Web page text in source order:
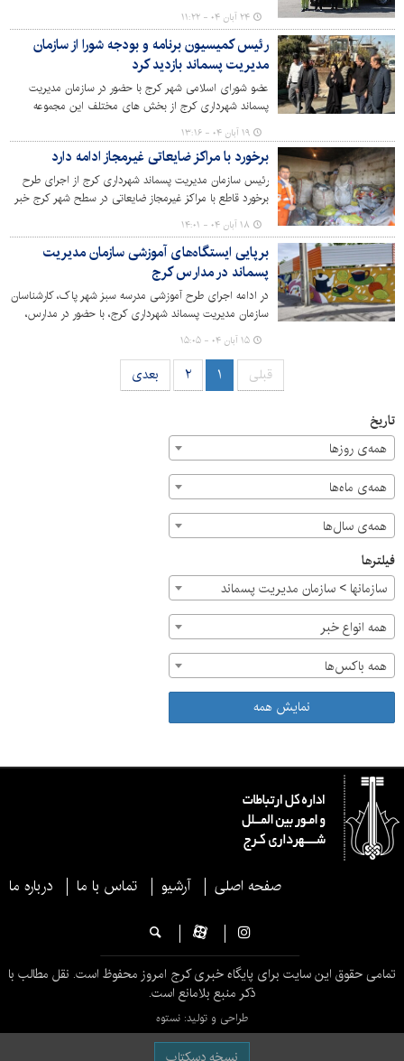
۲۴ آبان ۰۴ - ۱۱:۲۲
رئیس کمیسیون برنامه و بودجه شورا از سازمان
مدیریت پسماند بازدید کرد
عضو شورای اسلامی شهر کرج با حضور در سازمان مدیریت
پسماند شهرداری کرج از بخش های مختلف این مجموعه
بازدید کرد.
۱۹ آبان ۰۴ - ۱۳:۱۶
برخورد با مراکز ضایعاتی غیرمجاز ادامه دارد
رئیس سازمان مدیریت پسماند شهرداری کرج از اجرای طرح
برخورد قاطع با مراکز غیرمجاز ضایعاتی در سطح شهر کرج خبر
داد. ۱۸ آبان ۰۴ - ۱۴:۰۱
برپایی ایستگاه‌های آموزشی سازمان مدیریت
پسماند در مدارس کرج
در ادامه اجرای طرح آموزشی مدرسه سبز شهر پاک، کارشناسان
سازمان مدیریت پسماند شهرداری کرج، با حضور در مدارس،
ایستگاه‌های آموزشی ویژه دانش‌آموزان برپا کردند.
۱۵ آبان ۰۴ - ۱۵:۰۵
قبلی ۱ ۲ بعدی
تاریخ
همه‌ی روزها
همه‌ی ماه‌ها
همه‌ی سال‌ها
فیلترها
سازمان‎ها > سازمان مدیریت پسماند
همه انواع خبر
همه باکس‌ها
نمایش همه
صفحه اصلی آرشیو تماس با ما درباره ما
تمامی حقوق این سایت برای پایگاه خبری کرج امروز محفوظ است. نقل مطالب با
ذکر منبع بلامانع است.
طراحی و تولید: نستوه